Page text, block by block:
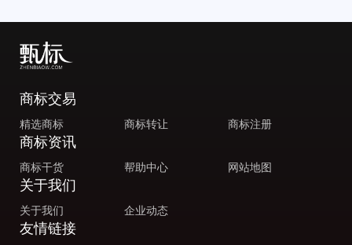
商标交易
精选商标 商标转让 商标注册
商标资讯
商标干货 帮助中心 网站地图
关于我们
关于我们 企业动态
友情链接